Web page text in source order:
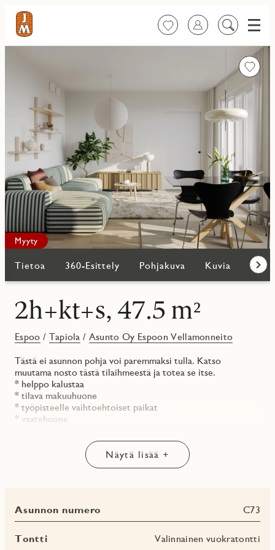
SuosikitKirjaudu sisään
Etsi
Myyty
Tietoa 360-Esittely Pohjakuva Kuvia
2h+kt+s, 47.5 m²
Espoo / Tapiola / Asunto Oy Espoon Vellamonneito
Tästä ei asunnon pohja voi paremmaksi tulla. Katso
muutama nosto tästä tilaihmeestä ja totea se itse.
* helppo kalustaa
* tilava makuuhuone
* työpisteelle vaihtoehtoiset paikat
* vaatehuone
* lasitettu parveke avautuu etelään
Tutustu asunnon virtuaaliesittelyyn sivuillamme!
jmoy.fi/vellamonneito
Huomaathan, että ilmoituksen kuvat ovat visualisointeja
Näytä lisää +
Asunnon numero C73
Tontti Valinnainen vuokratontti